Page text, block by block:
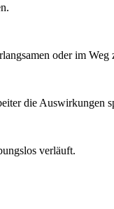
oder im Weg
die Auswirkungen
verläuft.